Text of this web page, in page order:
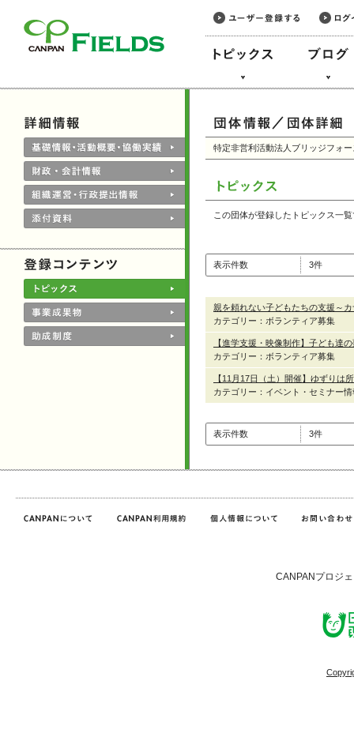
特定非営利活動法人ブリッジフォ
この団体が登録したトピックス一
表示件数 3件
親を頼れない子どもたちの支援～
カテゴリー：ボランティア募集
【進学支援・映像制作】子ども達
カテゴリー：ボランティア募集
【11月17日（土）開催】ゆずり
カテゴリー：イベント・セミナー情
表示件数 3件
CANPANプロジ